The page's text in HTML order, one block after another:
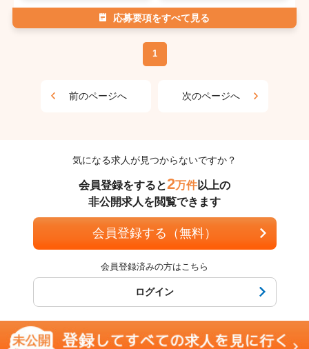
応募要項をすべて見る
1
前のページへ 次のページへ
気になる求人が見つからないですか？
会員登録をすると2万件以上の
非公開求人を閲覧できます
会員登録する（無料）
会員登録済みの方はこちら
ログイン